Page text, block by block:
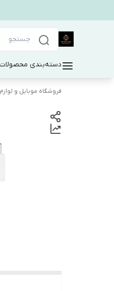
دسته‌بندی محصولات
فروشگاه موبایل و